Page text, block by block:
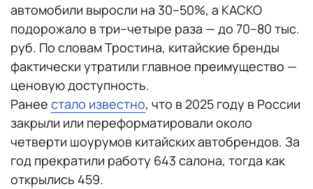
автомобили выросли на 30–50%, а КАСКО
подорожало в три–четыре раза — до 70–80 тыс.
руб. По словам Тростина, китайские бренды
фактически утратили главное преимущество —
ценовую доступность.
Ранее стало известно, что в 2025 году в России
закрыли или переформатировали около
четверти шоурумов китайских автобрендов. За
год прекратили работу 643 салона, тогда как
открылись 459.